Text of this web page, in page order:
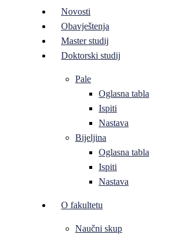
Novosti
Obavještenja
Master studij
Doktorski studij
Pale
Oglasna tabla
Ispiti
Nastava
Bijeljina
Oglasna tabla
Ispiti
Nastava
O fakultetu
Naučni skup